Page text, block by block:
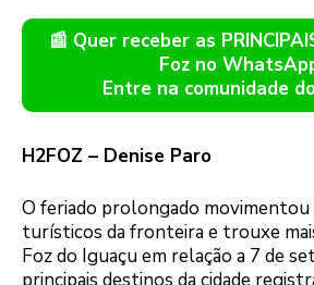
📰 Quer receber as
Foz no
Entre na comunidade
H2FOZ – Denise Paro
O feriado prolongado
turísticos da fronteira e trouxe
Foz do Iguaçu em relação a 7 de